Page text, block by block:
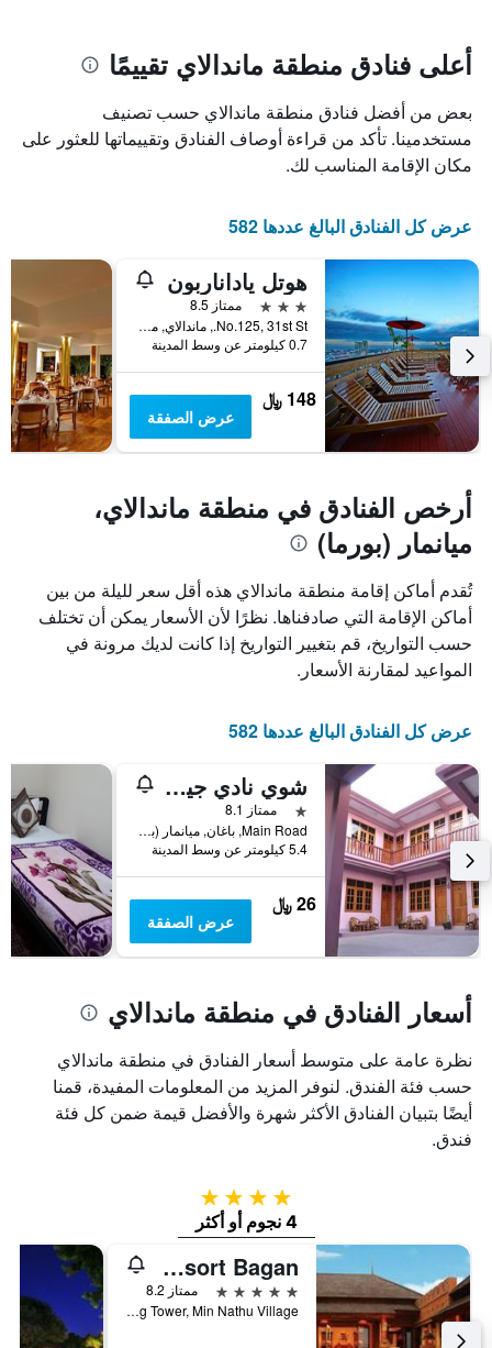
محور
الذي
يعرض
عدد
الأيام
الإقامة
يتضمن
المخطط
التالي
1
محور
Y
الذي
يعرض
متوسط
سعر
غرفة
أعلى فنادق منطقة ماندالاي تقييمًا
بعض من أفضل فنادق منطقة ماندالاي حسب تصنيف
مستخدمينا. تأكد من قراءة أوصاف الفنادق وتقييماتها للعثور على
مكان الإقامة المناسب لك.
عرض كل الفنادق البالغ عددها 582
هوتل ياداناربون
3 نجوم
ممتاز 8.5
No.125, 31st St., ماندالاي, ميانمار (بورما)
0.7 كيلومتر عن وسط المدينة
148 ﷼
عرض الصفقة
أرخص الفنادق في منطقة ماندالاي،
ميانمار (بورما)
تُقدم أماكن إقامة منطقة ماندالاي هذه أقل سعر لليلة من بين
أماكن الإقامة التي صادفناها. نظرًا لأن الأسعار يمكن أن تختلف
حسب التواريخ، قم بتغيير التواريخ إذا كانت لديك مرونة في
المواعيد لمقارنة الأسعار.
عرض كل الفنادق البالغ عددها 582
شوي نادي جيست هاوس
نجمة واحدة
ممتاز 8.1
Main Road, باغان, ميانمار (بورما)
5.4 كيلومتر عن وسط المدينة
26 ﷼
عرض الصفقة
أسعار الفنادق في منطقة ماندالاي
نظرة عامة على متوسط أسعار الفنادق في منطقة ماندالاي
حسب فئة الفندق. لنوفر المزيد من المعلومات المفيدة، قمنا
أيضًا بتبيان الفنادق الأكثر شهرة والأفضل قيمة ضمن كل فئة
فندق.
4 نجوم
4 نجوم أو أكثر
Aureum Palace Hotel & Resort Bagan
5 نجوم
ممتاز 8.2
Near Bagan Viewing Tower, Min Nathu Village, باغان, ميانمار (بورما)